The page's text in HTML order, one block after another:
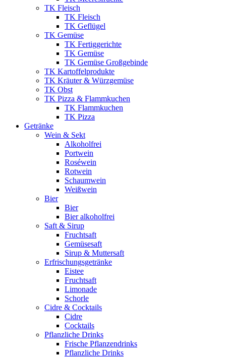
TK Fleisch
TK Fleisch
TK Geflügel
TK Gemüse
TK Fertiggerichte
TK Gemüse
TK Gemüse Großgebinde
TK Kartoffelprodukte
TK Kräuter & Würzgemüse
TK Obst
TK Pizza & Flammkuchen
TK Flammkuchen
TK Pizza
Getränke
Wein & Sekt
Alkoholfrei
Portwein
Roséwein
Rotwein
Schaumwein
Weißwein
Bier
Bier
Bier alkoholfrei
Saft & Sirup
Fruchtsaft
Gemüsesaft
Sirup & Muttersaft
Erfrischungsgetränke
Eistee
Fruchtsaft
Limonade
Schorle
Cidre & Cocktails
Cidre
Cocktails
Pflanzliche Drinks
Frische Pflanzendrinks
Pflanzliche Drinks